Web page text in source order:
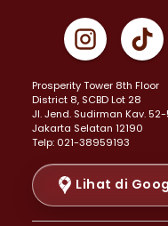
Properti Dijual di Gambir
Properti Dijual di Johar
Properti Dijual di
Properti Dijual di Senen
Properti Dijual di Tanah
Properti Dijual di Cikini >
Properti Dijual di Kramat
Properti Dijual di Pasar
Properti Dijual di
Prosperity Tower 8th Floor
District 8, SCBD Lot 28
JI. Jend. Sudirman Kav. 52-
Jakarta Selatan 12190
Telp: 021-38959193
Lihat di